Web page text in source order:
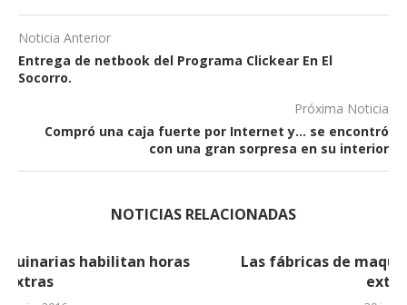
Noticia Anterior
Entrega de netbook del Programa Clickear En El
Socorro.
Próxima Noticia
Compró una caja fuerte por Internet y… se encontró
con una gran sorpresa en su interior
NOTICIAS RELACIONADAS
Las fábricas de maquinarias habilitan horas